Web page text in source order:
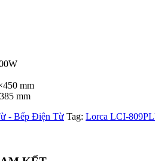
mm
mm
- Bếp Điện Từ Tag: Lorca LCI-